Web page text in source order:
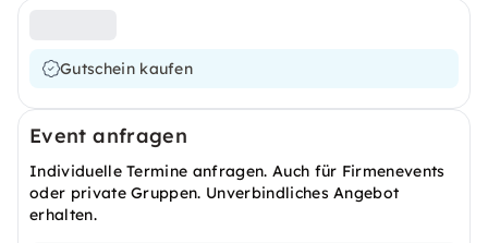
Gutschein kaufen
Event anfragen
Individuelle Termine anfragen. Auch für Firmenevents
oder private Gruppen. Unverbindliches Angebot
erhalten.